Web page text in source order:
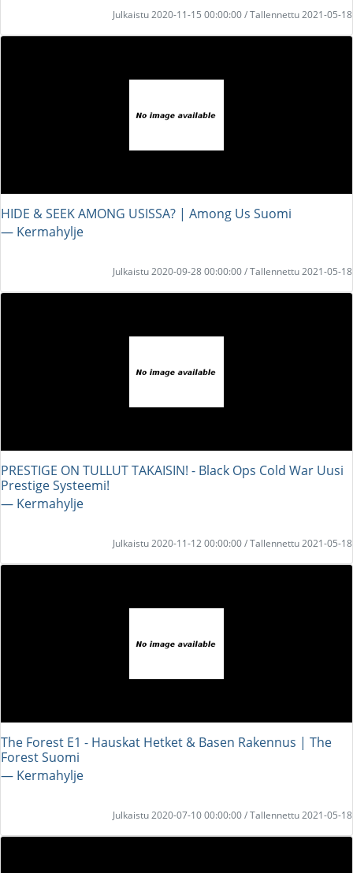
Julkaistu 2020-11-15 00:00:00 / Tallennettu 2021-05-18
HIDE & SEEK AMONG USISSA? | Among Us Suomi
― Kermahylje
Julkaistu 2020-09-28 00:00:00 / Tallennettu 2021-05-18
PRESTIGE ON TULLUT TAKAISIN! - Black Ops Cold War Uusi
Prestige Systeemi!
― Kermahylje
Julkaistu 2020-11-12 00:00:00 / Tallennettu 2021-05-18
The Forest E1 - Hauskat Hetket & Basen Rakennus | The
Forest Suomi
― Kermahylje
Julkaistu 2020-07-10 00:00:00 / Tallennettu 2021-05-18